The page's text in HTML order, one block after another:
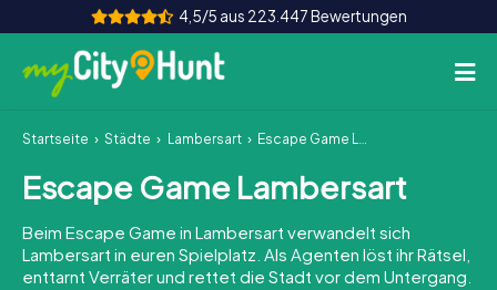
4,5/5 aus 223.447 Bewertungen
So funktioniert's
Städte
Touren
Startseite Städte Lambersart Escape Game Lambersart
Escape Game Lambersart
Beim Escape Game in Lambersart verwandelt sich
Lambersart in euren Spielplatz. Als Agenten löst ihr Rätsel,
enttarnt Verräter und rettet die Stadt vor dem Untergang.